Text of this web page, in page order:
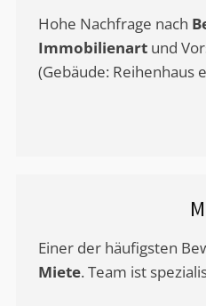
Hohe Nachfrage nach
Immobilienart und
(Gebäude: Reihenhaus
Einer der häufigsten
Miete. Team ist